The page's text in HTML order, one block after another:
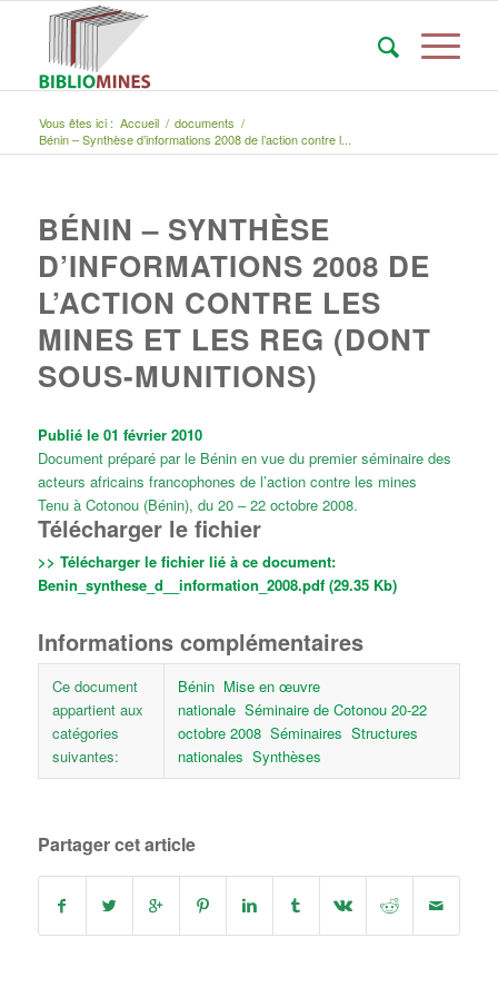
Vous êtes ici : Accueil / documents /
Bénin – Synthèse d’informations 2008 de l’action contre l...
BÉNIN – SYNTHÈSE
D’INFORMATIONS 2008 DE
L’ACTION CONTRE LES
MINES ET LES REG (DONT
SOUS-MUNITIONS)
Publié le 01 février 2010
Document préparé par le Bénin en vue du premier séminaire des
acteurs africains francophones de l’action contre les mines
Tenu à Cotonou (Bénin), du 20 – 22 octobre 2008.
Télécharger le fichier
>> Télécharger le fichier lié à ce document:
Benin_synthese_d__information_2008.pdf (29.35 Kb)
Informations complémentaires
Ce document
appartient aux
catégories
suivantes:
Bénin Mise en œuvre
nationale Séminaire de Cotonou 20-22
octobre 2008 Séminaires Structures
nationales Synthèses
Partager cet article